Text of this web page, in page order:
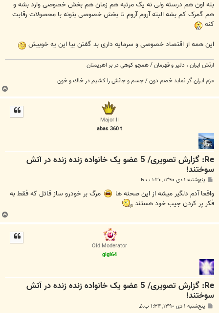
ت
بله اون هم درسته ولی نه یک مرتبه هم زمان هم بخش خصوصی وارد بشه و
هم گمرک کم بشه البته آروم آروم تا بخش خصوصی بتونه با محصولات رقابت
کنه
این همه از اقتصاد خصوصی و سرمایه داری بد گفتن بیا این یه خوبیش
ارتش ايران ،‌ دلير و قهرمان / همچو كوهي در بر اهريمنان
عزم ايران گر نمايد خصم دون / جسم و جانش را كشيم در خاك و خون
ب
ا
Major II
abas 360 t
Re: گزارش تصویری/ 5 عضو یک خانواده زنده زنده در آتش
سوختند!
پ
ت
پنج‌شنبه ۱ دی ۱۳۹۰, ۱:۳۰ ب.ظ
واقعا آدم دلگیر میشه از این صحنه ها
مرگ بر خودرو ساز قاتل که فقط به
فکر پر کردن جیب خود هستند
ب
ا
Old Moderator
gigi64
Re: گزارش تصویری/ 5 عضو یک خانواده زنده زنده در آتش
سوختند!
پ پنج‌شنبه ۱ دی ۱۳۹۰, ۱:۳۴ ب.ظ